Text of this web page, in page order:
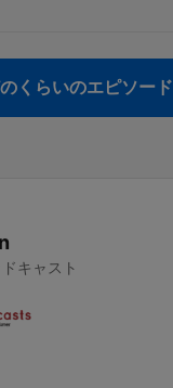
くらいのエピソード
キャスト